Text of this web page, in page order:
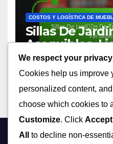
COSTOS Y LOGÍSTICA DE
Sillas De
Asequibles,
en estilos
24/12/2025
We respect your privacy
Cookies help us improve
personalized content,
choose which cookies to
Customize. Click Accept
All
to decline non-